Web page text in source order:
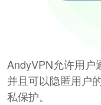
AndyVPN允许用户
并且可以隐匿用户
私保护。